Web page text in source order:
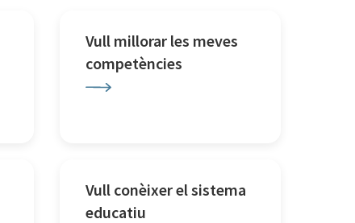
Vull millorar les meves
competències
Vull conèixer el sistema
educatiu